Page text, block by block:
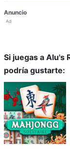
Anuncio
Ad
Si juegas a Alu's
podría gustarte: